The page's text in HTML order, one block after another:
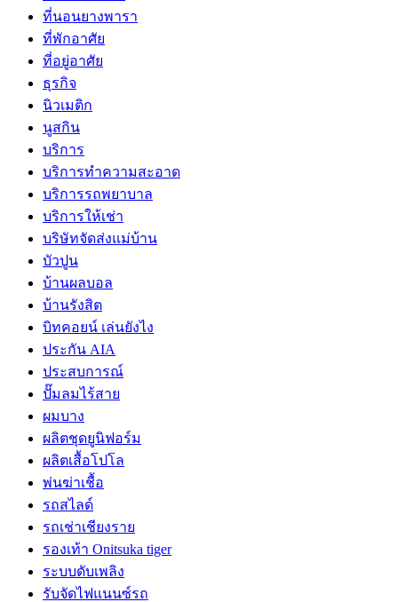
ที่นอนยางพารา
ที่พักอาศัย
ที่อยู่อาศัย
ธุรกิจ
นิวเมติก
นูสกิน
บริการ
บริการทำความสะอาด
บริการรถพยาบาล
บริการให้เช่า
บริษัทจัดส่งแม่บ้าน
บัวปูน
บ้านผลบอล
บ้านรังสิต
บิทคอยน์ เล่นยังไง
ประกัน AIA
ประสบการณ์
ปั๊มลมไร้สาย
ผมบาง
ผลิตชุดยูนิฟอร์ม
ผลิตเสื้อโปโล
พ่นฆ่าเชื้อ
รถสไลด์
รถเช่าเชียงราย
รองเท้า Onitsuka tiger
ระบบดับเพลิง
รับจัดไฟแนนซ์รถ